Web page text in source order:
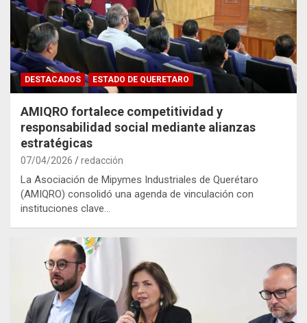
DESTACADOS ESTADO DE QUERETARO
AMIQRO fortalece competitividad y
responsabilidad social mediante alianzas
estratégicas
07/04/2026 redacción
La Asociación de Mipymes Industriales de Querétaro
(AMIQRO) consolidó una agenda de vinculación con
instituciones clave…